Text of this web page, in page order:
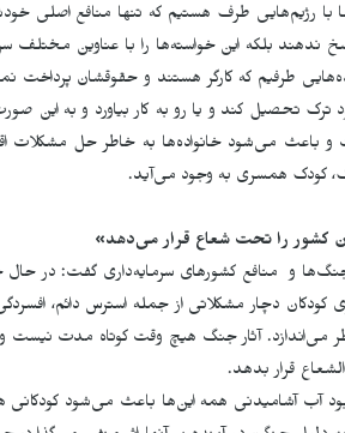
با رژیمهایی طرف هستیم که تنها منافع اصلی
ندهند بلکه این خواسته‌ها را با عناوین مختلف
طرفیم که کارگر هستند و حقوقشان پرداخت
تحصیل کند و یا رو به کار بیاورد و بە این
باعث می‌شود خانوادەها بە خاطر حل مشکلات
کودک همسری به وجود می‌آید.
آن کشور را تحت شعاع قرار می‌دهد‌»
جنگ‌‌ها و منافع کشورهای سرمایەداری گفت: در
دچار مشکلاتی از جمله استرس دائم،
می‌اندازد. آثار جنگ هیچ وقت کوتاه مدت
قرار بدهد.
آب آشامیدنی همه این‌ها باعث میشود کودکانی